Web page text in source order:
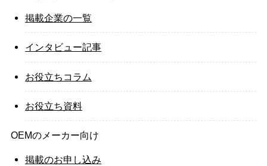
掲載企業の一覧
インタビュー記事
お役立ちコラム
お役立ち資料
OEMのメーカー向け
掲載のお申し込み